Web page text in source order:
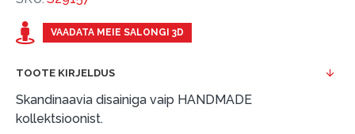
eeliseid ilma esimese sissemakseta ja järelmaksu
perioodiga kuni 12 kuud.
Näide: Toote hind 300 €, periood: 12 kuud,
esimene sissemakse: 0 €, igakuine makse: 25 €,
kogu ülemakse: 0 €.
VAADATA MEIE SALONGI 3D
TOOTE KIRJELDUS
Skandinaavia disainiga vaip HANDMADE
kollektsioonist.